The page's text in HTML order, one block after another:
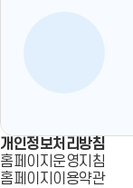
개인정보처리방침
홈페이지운영지침
홈페이지이용약관